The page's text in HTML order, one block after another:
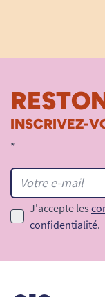
INSCRIVEZ-
*
J'accepte les
confidentialité.